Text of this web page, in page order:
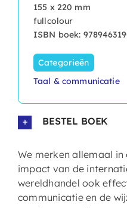
155 x 220 mm
fullcolour
ISBN boek:
Categorieën
Taal & communicatie
BESTEL BOEK
We merken allemaal
impact van de
wereldhandel ook
communicatie en de